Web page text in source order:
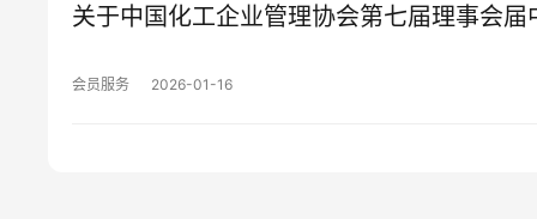
关于中国化工企业管理协会第七届理事会
会员服务 2026-01-16